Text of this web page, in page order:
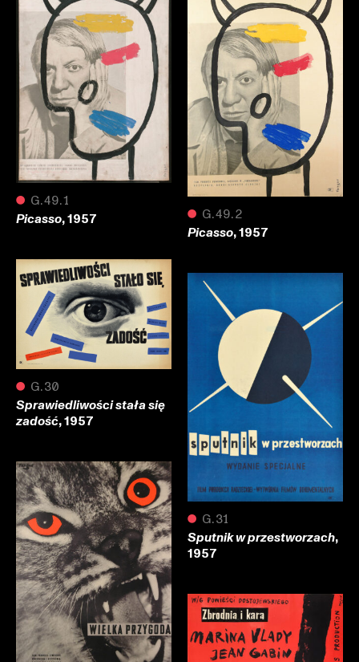
● G.49.1
Picasso, 1957 ● G.49.2
Picasso, 1957
● G.30
Sprawiedliwości stała się
zadość, 1957
● G.31
Sputnik w przestworzach,
1957